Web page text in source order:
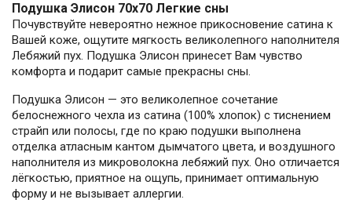
Подушка Элисон 70x70 Легкие сны
Почувствуйте невероятно нежное прикосновение сатина к
Вашей коже, ощутите мягкость великолепного наполнителя
Лебяжий пух. Подушка Элисон принесет Вам чувство
комфорта и подарит самые прекрасны сны.
Подушка Элисон — это великолепное сочетание
белоснежного чехла из сатина (100% хлопок) с тиснением
страйп или полосы, где по краю подушки выполнена
отделка атласным кантом дымчатого цвета, и воздушного
наполнителя из микроволокна лебяжий пух. Оно отличается
лёгкостью, приятное на ощупь, принимает оптимальную
форму и не вызывает аллергии.